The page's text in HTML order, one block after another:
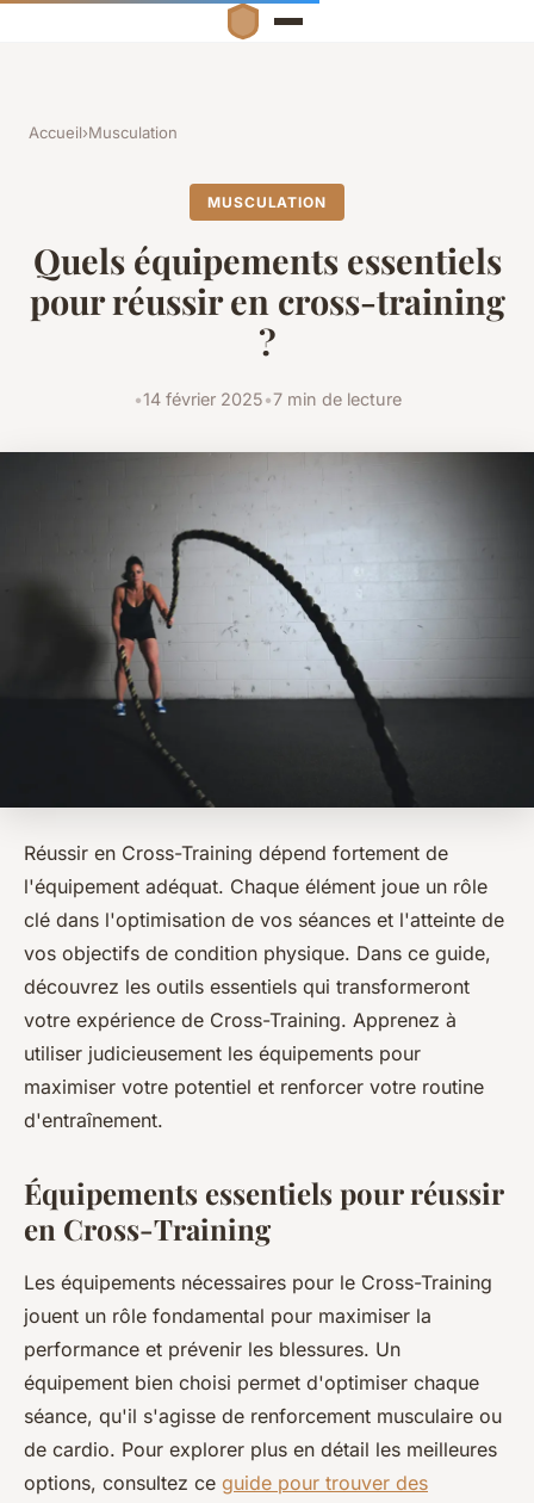
Accueil›Musculation
MUSCULATION
Quels équipements essentiels
pour réussir en cross-training
?
•14 février 2025•7 min de lecture
Réussir en Cross-Training dépend fortement de
l'équipement adéquat. Chaque élément joue un rôle
clé dans l'optimisation de vos séances et l'atteinte de
vos objectifs de condition physique. Dans ce guide,
découvrez les outils essentiels qui transformeront
votre expérience de Cross-Training. Apprenez à
utiliser judicieusement les équipements pour
maximiser votre potentiel et renforcer votre routine
d'entraînement.
Équipements essentiels pour réussir
en Cross-Training
Les équipements nécessaires pour le Cross-Training
jouent un rôle fondamental pour maximiser la
performance et prévenir les blessures. Un
équipement bien choisi permet d'optimiser chaque
séance, qu'il s'agisse de renforcement musculaire ou
de cardio. Pour explorer plus en détail les meilleures
options, consultez ce guide pour trouver des